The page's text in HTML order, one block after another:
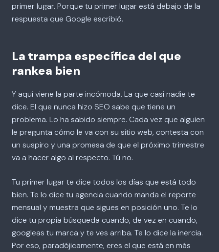
primer lugar. Porque tu primer lugar está debajo de la
respuesta que Google escribió.
La trampa específica del que
rankea bien
Y aquí viene la parte incómoda. La que casi nadie te
dice. El que nunca hizo SEO sabe que tiene un
problema. Lo ha sabido siempre. Cada vez que alguien
le pregunta cómo le va con su sitio web, contesta con
un suspiro y una promesa de que el próximo trimestre
va a hacer algo al respecto. Tú no.
Tu primer lugar te dice todos los días que está todo
bien. Te lo dice tu agencia cuando manda el reporte
mensual y muestra que sigues en posición uno. Te lo
dice tu propia búsqueda cuando, de vez en cuando,
googleas tu marca y te ves arriba. Te lo dice la inercia.
Por eso, paradójicamente, eres el que está en más